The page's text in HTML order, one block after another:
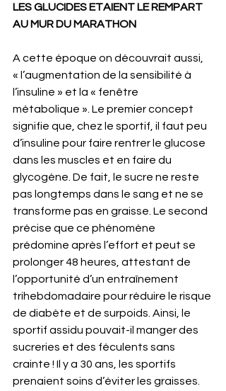
LES GLUCIDES ETAIENT LE REMPART
AU MUR DU MARATHON
A cette époque on découvrait aussi,
« l’augmentation de la sensibilité à
l’insuline » et la « fenêtre
métabolique ». Le premier concept
signifie que, chez le sportif, il faut peu
d’insuline pour faire rentrer le glucose
dans les muscles et en faire du
glycogène. De fait, le sucre ne reste
pas longtemps dans le sang et ne se
transforme pas en graisse. Le second
précise que ce phénomène
prédomine après l’effort et peut se
prolonger 48 heures, attestant de
l’opportunité d’un entraînement
trihebdomadaire pour réduire le risque
de diabète et de surpoids. Ainsi, le
sportif assidu pouvait-il manger des
sucreries et des féculents sans
crainte ! Il y a 30 ans, les sportifs
prenaient soins d’éviter les graisses.